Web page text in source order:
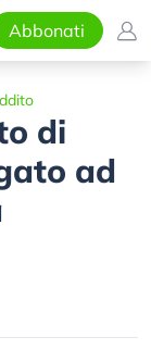
Abbonati
di
ad